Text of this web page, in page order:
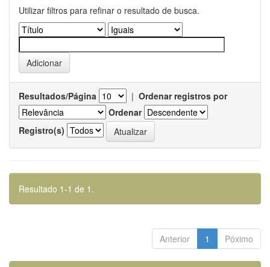
Utilizar filtros para refinar o resultado de busca.
Resultados/Página | Ordenar registros por
Ordenar
Registro(s)
Resultado 1-1 de 1.
Anterior 1 Póximo